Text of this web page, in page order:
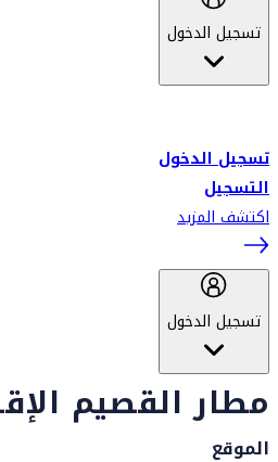
تسجيل الدخول
تسجيل الدخول
التسجيل
اكتشف المزيد
تسجيل الدخول
مطار القصيم
الموقع